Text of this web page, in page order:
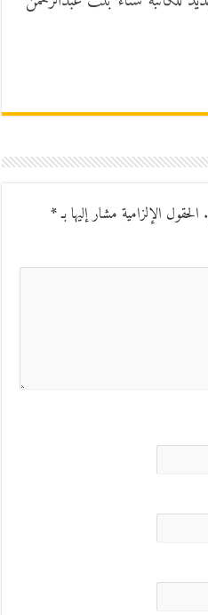
الحقول الإلزامية مشار إليها بـ*